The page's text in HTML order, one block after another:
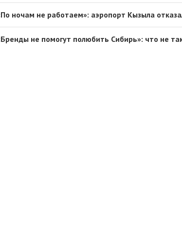
ночам не работаем»: аэропорт Кызыла
не помогут полюбить Сибирь»: что не